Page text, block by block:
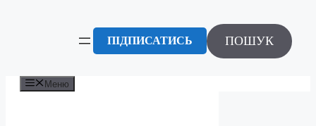
ПІДПИСАТИСЬ ПОШУК
Меню